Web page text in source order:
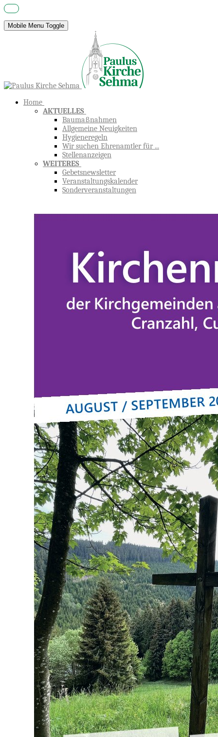
Mobile Menu Toggle
Home
AKTUELLES
Baumaßnahmen
Allgemeine Neuigkeiten
Hygieneregeln
Wir suchen Ehrenamtler für ...
Stellenanzeigen
WEITERES
Gebetsnewsletter
Veranstaltungskalender
Sonderveranstaltungen